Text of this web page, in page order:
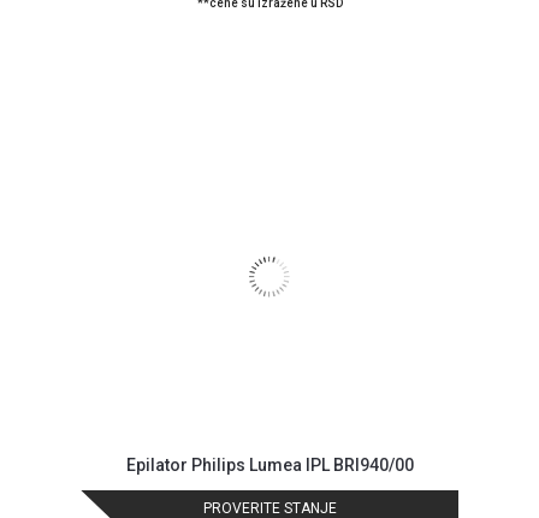
Epilator Philips Lumea IPL BRI940/00
PROVERITE STANJE